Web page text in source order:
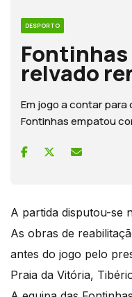
DESPORTO
relvado
Em jogo a contar para
Fontinhas empatou
A partida disputou-se
As obras de
antes do jogo pelo
Praia da Vitória,